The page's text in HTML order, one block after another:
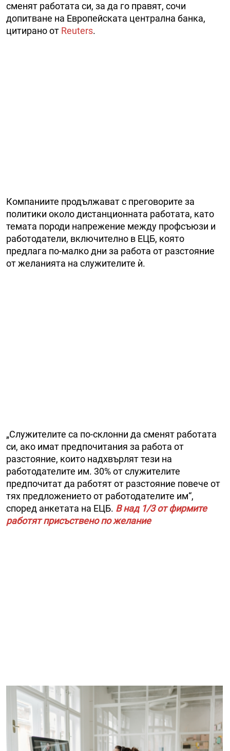
сменят работата си, за да го правят, сочи
допитване на Европейската централна банка,
цитирано от Reuters.
Компаниите продължават с преговорите за
политики около дистанционната работата, като
темата породи напрежение между профсъюзи и
работодатели, включително в ЕЦБ, която
предлага по-малко дни за работа от разстояние
от желанията на служителите ѝ.
„Служителите са по-склонни да сменят работата
си, ако имат предпочитания за работа от
разстояние, които надхвърлят тези на
работодателите им. 30% от служителите
предпочитат да работят от разстояние повече от
тях предложението от работодателите им“,
според анкетата на ЕЦБ. В над 1/3 от фирмите
работят присъствено по желание